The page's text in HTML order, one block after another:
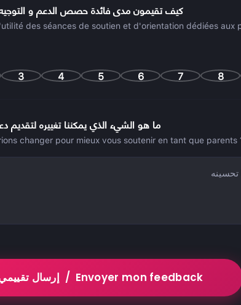
كيف تقيمون مدى فائدة حصص الدعم و التوجيه
des séances de soutien et d'orientation dédiées aux
3 4 5 6 7 8
ما هو الشيء الذي يمكننا تغييره لتقديم
changer pour mieux vous soutenir en tant que parents
إرسال تقييمي / Envoyer mon feedback